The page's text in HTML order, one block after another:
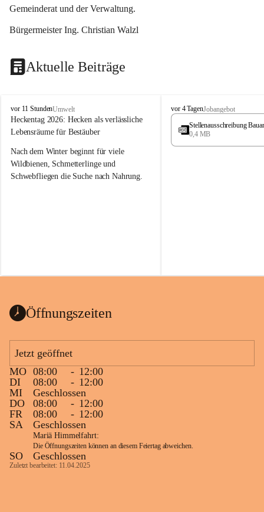
Gemeinderat und der Verwaltung.
Bürgermeister Ing. Christian Walzl
Aktuelle Beiträge
S
t
ö
s
i
n
vor 11 StundenUmwelt
Heckentag 2026: Hecken als verlässliche
Lebensräume für Bestäuber
Nach dem Winter beginnt für viele
Wildbienen, Schmetterlinge und
Schwebfliegen die Suche nach Nahrung.
können ab 1. September wieder heimische
Vielfalt in Gärten bringen und zugleich
Wie wichtig Hecken sind zeigt das
österreichweite Forschungsprojekt
„Heckenleben“ des Vereins Regionale
Gehölzvermehrung. Die Untersuchungen
machen deutlich, dass Bestäuber auf ein
möglichst durchgehendes
Nahrungsangebot angewiesen sind.
Heimische Hecken können
Versorgungslücken schließen, weil
unterschiedliche Gehölzarten zu
S
t
s
vor 4 TagenJobangebot
Stellenausschreibung
0,4 MB
Öffnungszeiten
Jetzt geöffnet
MO 08:00 - 12:00
DI
08:00 - 12:00
MI
Geschlossen
DO
08:00 - 12:00
FR
08:00 - 12:00
SA
Geschlossen
Mariä Himmelfahrt:
Die Öffnungszeiten können an diesem Feiertag abweichen.
SO Geschlossen
Zuletzt bearbeitet: 11.04.2025